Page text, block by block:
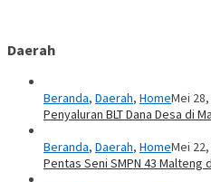
Daerah
Beranda, Daerah, HomeMei
Penyaluran BLT Dana Desa di
Beranda, Daerah, HomeMei
Pentas Seni SMPN 43 Malteng